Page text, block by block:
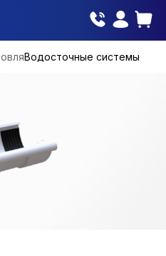
Водосточные системы